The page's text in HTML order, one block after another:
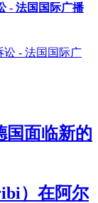
- 法国国际广播
国面临新的
）在阿尔